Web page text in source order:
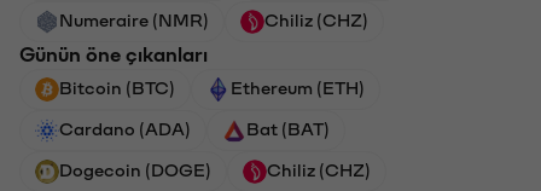
Numeraire (NMR) Chiliz (CHZ)
Günün öne çıkanları
Bitcoin (BTC) Ethereum (ETH)
Cardano (ADA) Bat (BAT)
Dogecoin (DOGE) Chiliz (CHZ)